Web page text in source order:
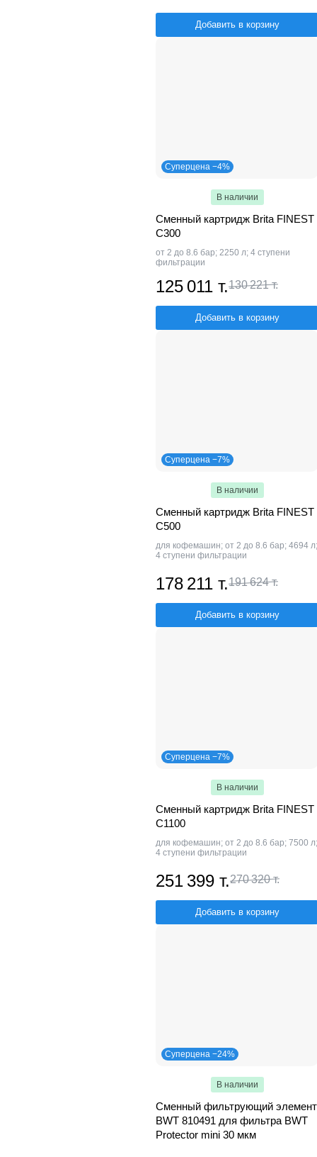
Добавить в корзину
Суперцена −4%
В наличии
Сменный картридж Brita FINEST
C300
от 2 до 8.6 бар; 2250 л; 4 ступени
фильтрации
125 011 т.130 221 т.
Добавить в корзину
Суперцена −7%
В наличии
Сменный картридж Brita FINEST
C500
для кофемашин; от 2 до 8.6 бар; 4694 л;
4 ступени фильтрации
178 211 т.191 624 т.
Добавить в корзину
Суперцена −7%
В наличии
Сменный картридж Brita FINEST
C1100
для кофемашин; от 2 до 8.6 бар; 7500 л;
4 ступени фильтрации
251 399 т.270 320 т.
Добавить в корзину
Суперцена −24%
В наличии
Сменный фильтрующий элемент
BWT 810491 для фильтра BWT
Protector mini 30 мкм